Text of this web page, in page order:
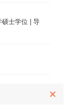
士学位 | 导